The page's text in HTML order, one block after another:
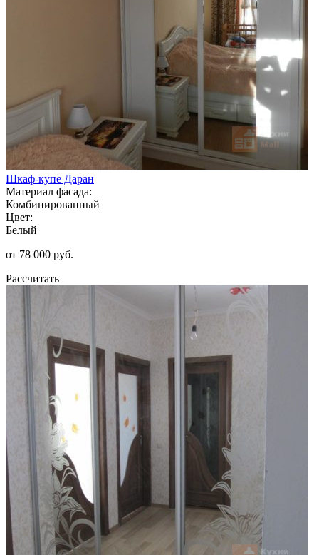
Шкаф-купе Даран
Материал фасада:
Комбинированный
Цвет:
Белый
от 78 000 руб.
Рассчитать